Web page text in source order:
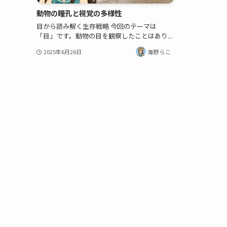
動物の瞳孔と視覚の多様性
目から読み解く生存戦略 今回のテーマは
「目」です。動物の目を観察したことはあり...
2025年6月26日 海野 らこ